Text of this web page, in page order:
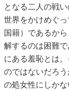
となる二人の戦
世界をかけめぐ
国籍）であるか
解するのは困難
にある羞恥とは
のではないだろ
の処女性にしかな